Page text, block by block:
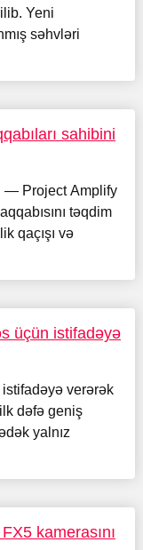
Yeni
səhvləri
sahibini
— Project Amplify
təqdim
qaçışı və
üçün istifadəyə
istifadəyə verərək
dəfə geniş
yalnız
kamerasını